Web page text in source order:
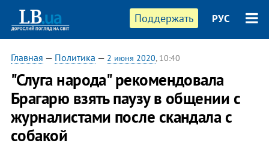
Поддержать РУС
Главная — Политика — 2 июня 2020, 10:40
"Слуга народа" рекомендовала
Брагарю взять паузу в общении с
журналистами после скандала с
собакой